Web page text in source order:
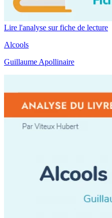
Lire l'analyse sur fiche de lecture
Alcools
Guillaume Apollinaire